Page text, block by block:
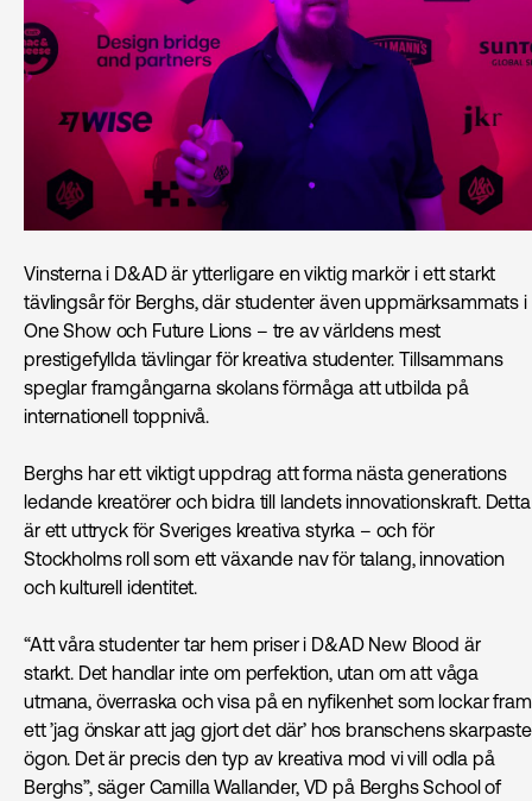
Vinsterna i D&AD är ytterligare en viktig markör i ett starkt
tävlingsår för Berghs, där studenter även uppmärksammats i
One Show och Future Lions – tre av världens mest
prestigefyllda tävlingar för kreativa studenter. Tillsammans
speglar framgångarna skolans förmåga att utbilda på
internationell toppnivå.
Berghs har ett viktigt uppdrag att forma nästa generations
ledande kreatörer och bidra till landets innovationskraft. Detta
är ett uttryck för Sveriges kreativa styrka – och för
Stockholms roll som ett växande nav för talang, innovation
och kulturell identitet.
“Att våra studenter tar hem priser i D&AD New Blood är
starkt. Det handlar inte om perfektion, utan om att våga
utmana, överraska och visa på en nyfikenhet som lockar fram
ett ’jag önskar att jag gjort det där’ hos branschens skarpaste
ögon. Det är precis den typ av kreativa mod vi vill odla på
Berghs”, säger Camilla Wallander, VD på Berghs School of